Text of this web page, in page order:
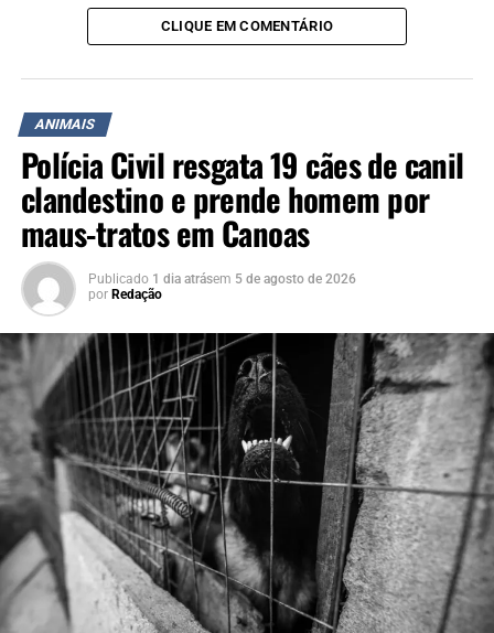
A secretária do Bem-Estar Animal, Paula Lopes, reforça a
“Todo animal merece uma
nova chance. A sociedade
precisa entender que não
está tudo bem enquanto
houver abandono. Onde
existem correntes, não
existe felicidade.”
TÓPICOS RELACIONADOS: ADOÇÃO CÃES
CANOAS
ENCHENTE MAIO
FEATURED RESGATE SÃO PAULO
A SEGUIR UP
Município de Esteio cria Farmácia Pet para animais em
vulnerabilidade social
NÃO SE ESQUEÇA
Campanha de adoção de cães em Canoas mobiliza ONG de
São Paulo
CLIQUE EM COMENTÁRIO
ANIMAIS
Polícia Civil resgata 19 cães de canil
clandestino e prende homem por
maus-tratos em Canoas
Publicado 1 dia atrásem 5 de agosto de 2026
por Redação